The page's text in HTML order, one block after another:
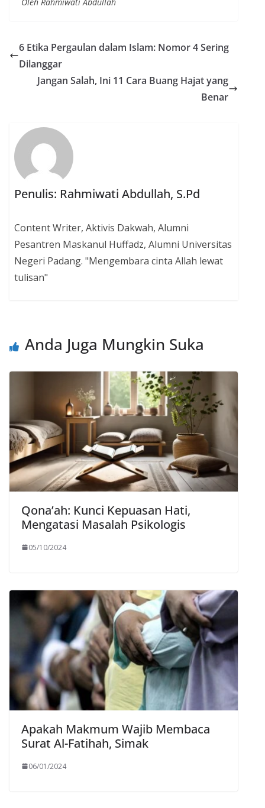
6 Etika Pergaulan dalam Islam: Nomor 4 Sering
Dilanggar
Jangan Salah, Ini 11 Cara Buang Hajat yang
Benar
Penulis: Rahmiwati Abdullah, S.Pd
Content Writer, Aktivis Dakwah, Alumni
Pesantren Maskanul Huffadz, Alumni Universitas
Negeri Padang. "Mengembara cinta Allah lewat
tulisan"
Anda Juga Mungkin Suka
Qona’ah: Kunci Kepuasan Hati,
Mengatasi Masalah Psikologis
05/10/2024
Apakah Makmum Wajib Membaca
Surat Al-Fatihah, Simak
06/01/2024